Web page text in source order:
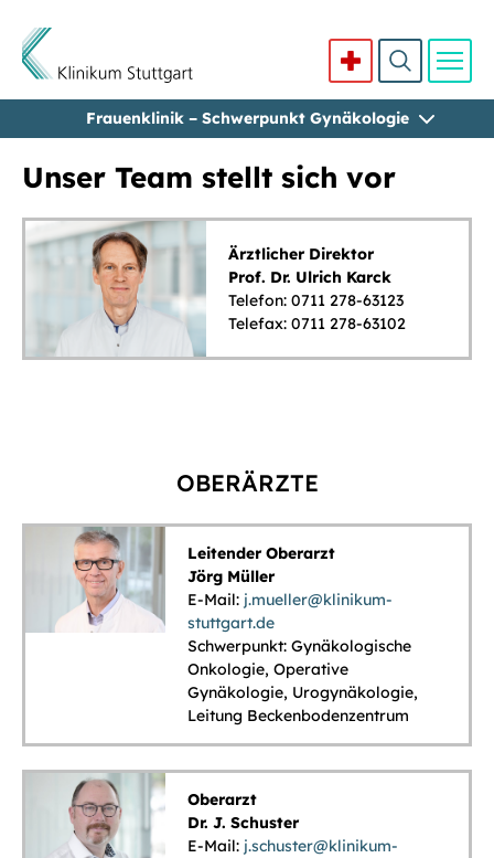
Direkt zum InhaltFrauenklinik – Schwerpunkt Gynäkologie
Unser Team stellt sich vor
Ärztlicher Direktor
Prof. Dr. Ulrich Karck
Telefon: 0711 278-63123
Telefax: 0711 278-63102
OBERÄRZTE
Leitender Oberarzt
Jörg Müller
E-Mail: j.mueller@klinikum-
stuttgart.de
Schwerpunkt: Gynäkologische
Onkologie, Operative
Gynäkologie, Urogynäkologie,
Leitung Beckenbodenzentrum
Oberarzt
Dr. J. Schuster
E-Mail: j.schuster@klinikum-